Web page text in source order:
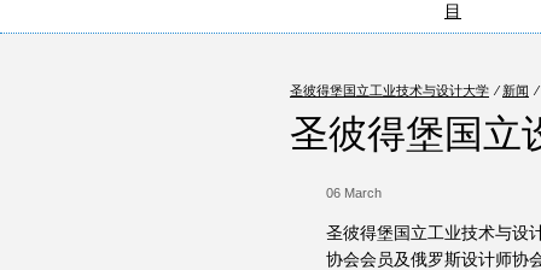
目
圣彼得堡国立工业技术与设计大学 ⁄ 新闻 ⁄
圣彼得堡国立
06 March
圣彼得堡国立工业技术与设
协会会员及俄罗斯设计师协